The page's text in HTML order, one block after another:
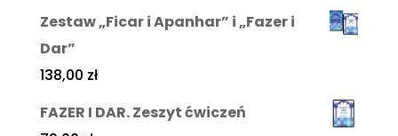
Zestaw „Ficar i Apanhar” i „Fazer i
Dar”
138,00 zł
FAZER I DAR. Zeszyt ćwiczeń